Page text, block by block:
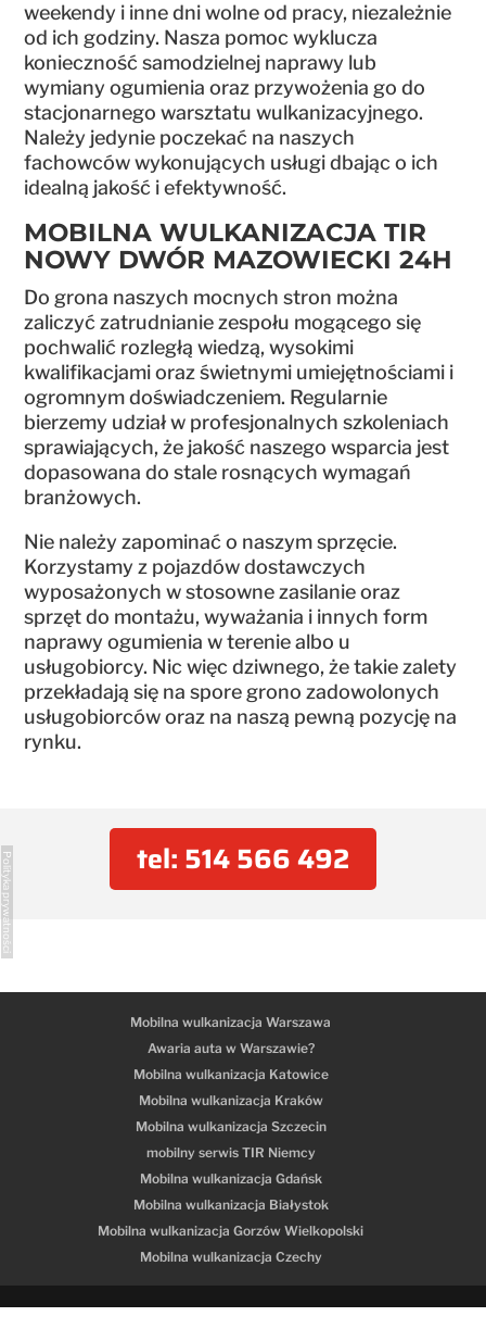
weekendy i inne dni wolne od pracy, niezależnie
od ich godziny. Nasza pomoc wyklucza
konieczność samodzielnej naprawy lub
wymiany ogumienia oraz przywożenia go do
stacjonarnego warsztatu wulkanizacyjnego.
Należy jedynie poczekać na naszych
fachowców wykonujących usługi dbając o ich
idealną jakość i efektywność.
MOBILNA WULKANIZACJA TIR
NOWY DWÓR MAZOWIECKI 24H
Do grona naszych mocnych stron można
zaliczyć zatrudnianie zespołu mogącego się
pochwalić rozległą wiedzą, wysokimi
kwalifikacjami oraz świetnymi umiejętnościami i
ogromnym doświadczeniem. Regularnie
bierzemy udział w profesjonalnych szkoleniach
sprawiających, że jakość naszego wsparcia jest
dopasowana do stale rosnących wymagań
branżowych.
Nie należy zapominać o naszym sprzęcie.
Korzystamy z pojazdów dostawczych
wyposażonych w stosowne zasilanie oraz
sprzęt do montażu, wyważania i innych form
naprawy ogumienia w terenie albo u
usługobiorcy. Nic więc dziwnego, że takie zalety
przekładają się na spore grono zadowolonych
usługobiorców oraz na naszą pewną pozycję na
rynku.
tel: 514 566 492
Mobilna wulkanizacja Warszawa
Awaria auta w Warszawie?
Mobilna wulkanizacja Katowice
Mobilna wulkanizacja Kraków
Mobilna wulkanizacja Szczecin
mobilny serwis TIR Niemcy
Mobilna wulkanizacja Gdańsk
Mobilna wulkanizacja Białystok
Mobilna wulkanizacja Gorzów Wielkopolski
Mobilna wulkanizacja Czechy
Polityka prywatności